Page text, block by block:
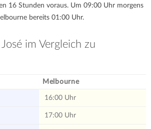
16 Stunden voraus. Um 09:00 Uhr morgens
bereits 01:00 Uhr.
im Vergleich zu
Melbourne
16:00 Uhr
17:00 Uhr